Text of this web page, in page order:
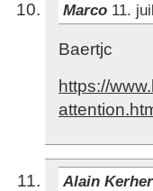
Marco 11.
Baertjc
https://
Alain